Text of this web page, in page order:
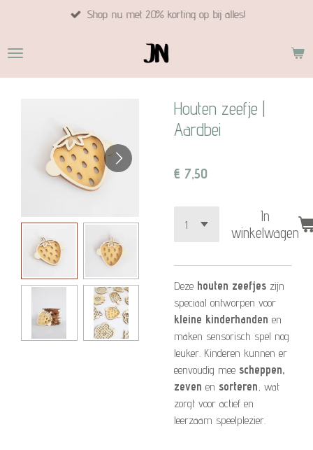
naar
hoofdinhoud
Shop nu met 20% korting op bij alles!
Houten zeefje |
Aardbei
€ 7,50
In
winkelwagen
Deze houten zeefjes zijn
speciaal ontworpen voor
kleine kinderhanden en
maken sensorisch spel nog
leuker. Kinderen kunnen er
eenvoudig mee scheppen,
zeven en sorteren, wat
zorgt voor actief en
leerzaam speelplezier.